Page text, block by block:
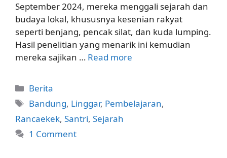
September 2024, mereka menggali sejarah dan
budaya lokal, khususnya kesenian rakyat
seperti benjang, pencak silat, dan kuda lumping.
Hasil penelitian yang menarik ini kemudian
mereka sajikan … Read more
Categories
Berita
Tags
Bandung, Linggar, Pembelajaran,
Rancaekek, Santri, Sejarah
1 Comment